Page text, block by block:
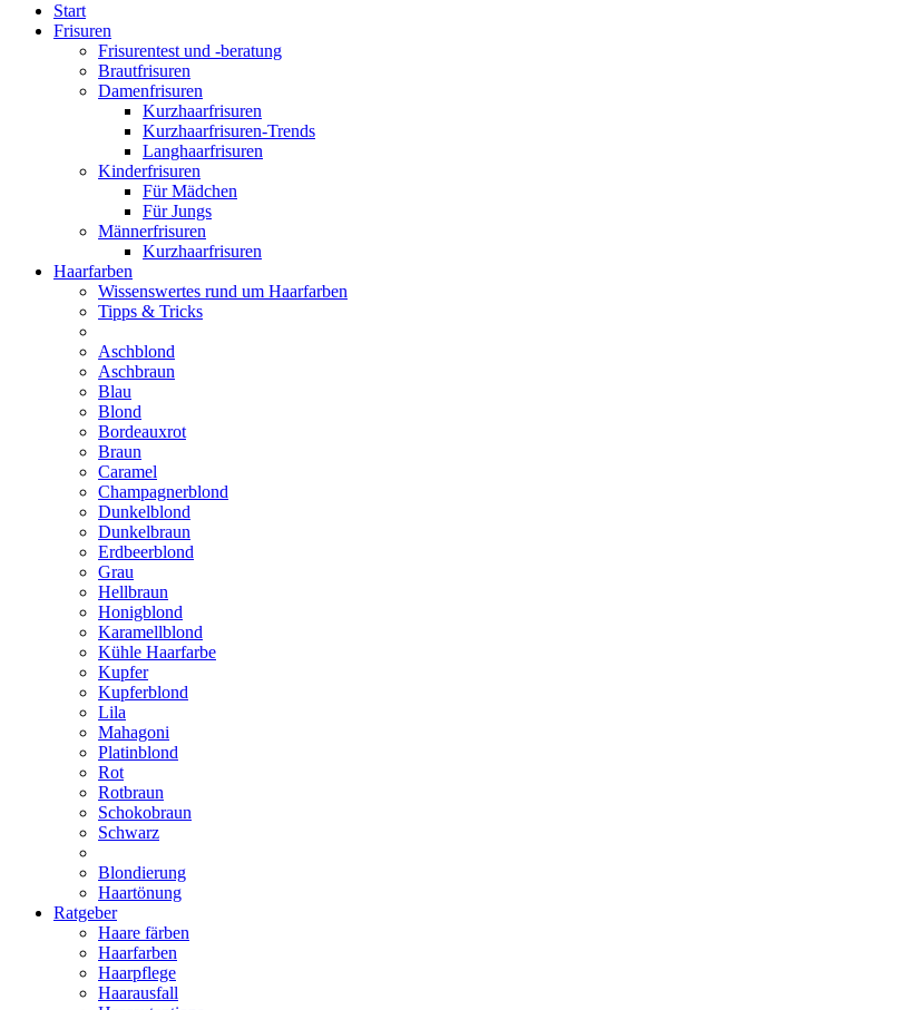
Start
Frisuren
Frisurentest und -beratung
Brautfrisuren
Damenfrisuren
Kurzhaarfrisuren
Kurzhaarfrisuren-Trends
Langhaarfrisuren
Kinderfrisuren
Für Mädchen
Für Jungs
Männerfrisuren
Kurzhaarfrisuren
Haarfarben
Wissenswertes rund um Haarfarben
Tipps & Tricks
Aschblond
Aschbraun
Blau
Blond
Bordeauxrot
Braun
Caramel
Champagnerblond
Dunkelblond
Dunkelbraun
Erdbeerblond
Grau
Hellbraun
Honigblond
Karamellblond
Kühle Haarfarbe
Kupfer
Kupferblond
Lila
Mahagoni
Platinblond
Rot
Rotbraun
Schokobraun
Schwarz
Blondierung
Haartönung
Ratgeber
Haare färben
Haarfarben
Haarpflege
Haarausfall